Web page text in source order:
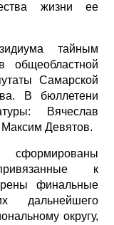
жизни ее
тайным
общеобластной
Самарской
В бюллетени
Вячеслав
Девятов.
к
финальные
дальнейшего
округу,